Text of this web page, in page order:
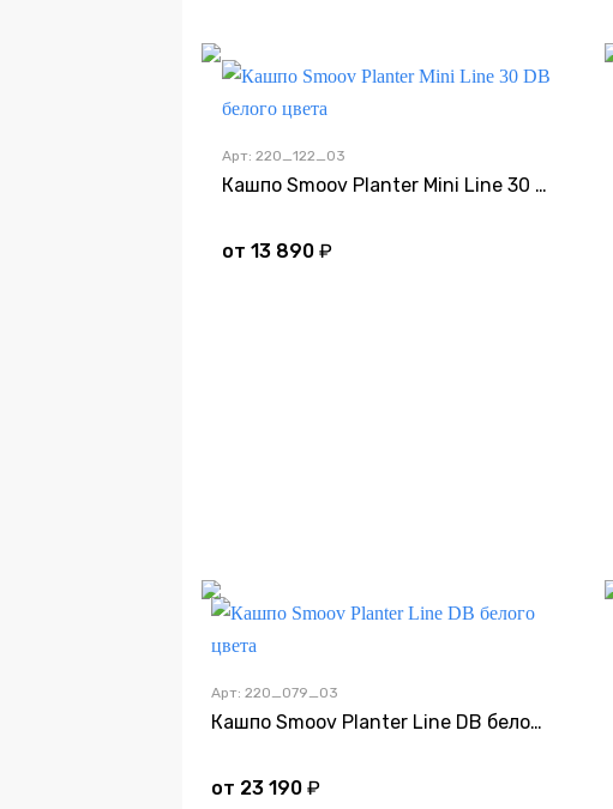
Арт: 220_122_03
Кашпо Smoov Planter Mini Line 30 DB белого цвета
от 13 890 ₽
Арт: 220_079_03
Кашпо Smoov Planter Line DB белого цвета
от 23 190 ₽